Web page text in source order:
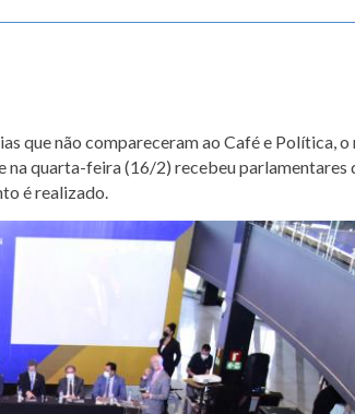
que não compareceram ao Café e Política,
quarta-feira (16/2) recebeu parlamentares
é realizado.